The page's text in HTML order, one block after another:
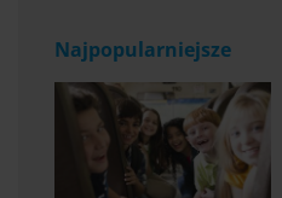
Najpopularniejsze